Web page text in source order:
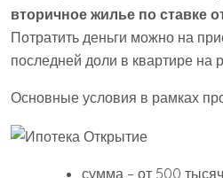
вторичное жилье по ставке
Потратить деньги можно на
последней доли в квартире на
Основные условия в рамках
сумма – от 500